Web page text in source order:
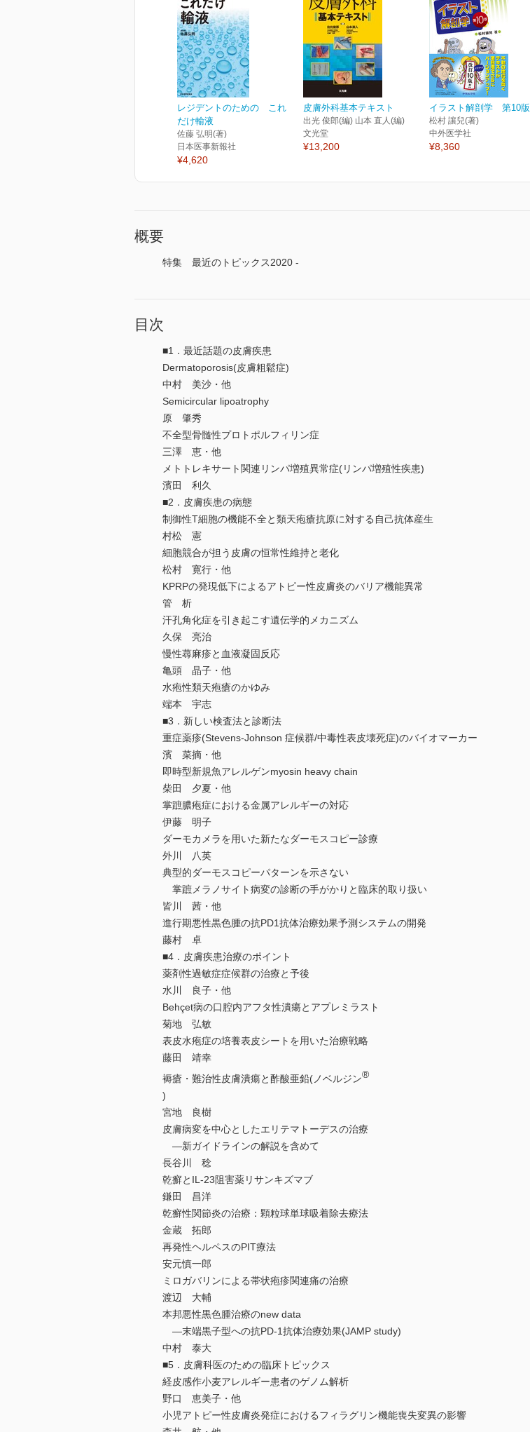
レジデントのための これ
だけ輸液
佐藤 弘明(著)
日本医事新報社
¥4,620
皮膚外科基本テキスト
出光 俊郎(編) 山本 直人(編)
文光堂
¥13,200
イラスト解剖学 第10版
松村 讓兒(著)
中外医学社
¥8,360
概要
特集 最近のトピックス2020 -
目次
■1．最近話題の皮膚疾患
Dermatoporosis(皮膚粗鬆症)
中村 美沙・他
Semicircular lipoatrophy
原 肇秀
不全型骨髄性プロトポルフィリン症
三澤 恵・他
メトトレキサート関連リンパ増殖異常症(リンパ増殖性疾患)
濱田 利久
■2．皮膚疾患の病態
制御性T細胞の機能不全と類天疱瘡抗原に対する自己抗体産生
村松 憲
細胞競合が担う皮膚の恒常性維持と老化
松村 寛行・他
KPRPの発現低下によるアトピー性皮膚炎のバリア機能異常
管 析
汗孔角化症を引き起こす遺伝学的メカニズム
久保 亮治
慢性蕁麻疹と血液凝固反応
亀頭 晶子・他
水疱性類天疱瘡のかゆみ
端本 宇志
■3．新しい検査法と診断法
重症薬疹(Stevens-Johnson 症候群/中毒性表皮壊死症)のバイオマーカー
濱 菜摘・他
即時型新規魚アレルゲンmyosin heavy chain
柴田 夕夏・他
掌蹠膿疱症における金属アレルギーの対応
伊藤 明子
ダーモカメラを用いた新たなダーモスコピー診療
外川 八英
典型的ダーモスコピーパターンを示さない
掌蹠メラノサイト病変の診断の手がかりと臨床的取り扱い
皆川 茜・他
進行期悪性黒色腫の抗PD1抗体治療効果予測システムの開発
藤村 卓
■4．皮膚疾患治療のポイント
薬剤性過敏症症候群の治療と予後
水川 良子・他
Behçet病の口腔内アフタ性潰瘍とアプレミラスト
菊地 弘敏
表皮水疱症の培養表皮シートを用いた治療戦略
藤田 靖幸
褥瘡・難治性皮膚潰瘍と酢酸亜鉛(ノベルジン®
)
宮地 良樹
皮膚病変を中心としたエリテマトーデスの治療
―新ガイドラインの解説を含めて
長谷川 稔
乾癬とIL-23阻害薬リサンキズマブ
鎌田 昌洋
乾癬性関節炎の治療：顆粒球単球吸着除去療法
金蔵 拓郎
再発性ヘルペスのPIT療法
安元慎一郎
ミロガバリンによる帯状疱疹関連痛の治療
渡辺 大輔
本邦悪性黒色腫治療のnew data
―末端黒子型への抗PD-1抗体治療効果(JAMP study)
中村 泰大
■5．皮膚科医のための臨床トピックス
経皮感作小麦アレルギー患者のゲノム解析
野口 恵美子・他
小児アトピー性皮膚炎発症におけるフィラグリン機能喪失変異の影響